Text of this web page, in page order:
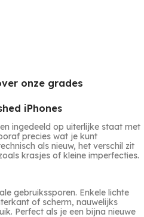
onze grades
iPhones
ingedeeld op uiterlijke staat met
precies wat je kunt
als nieuw, het verschil zit
krasjes of kleine imperfecties.
gebruikssporen. Enkele lichte
of scherm, nauwelijks
Perfect als je een bijna nieuwe